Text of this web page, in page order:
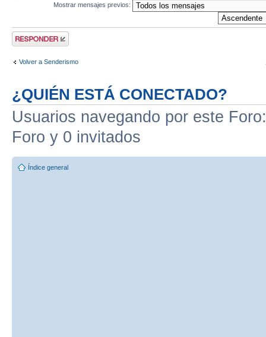
Mostrar mensajes previos:
Publicar una
respuesta
Volver a Senderismo
¿QUIÉN ESTÁ CONECTADO?
Usuarios navegando por este
Foro y 0 invitados
Índice general